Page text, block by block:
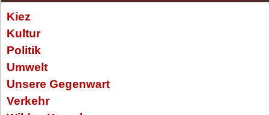
Kiez
Kultur
Politik
Umwelt
Unsere Gegenwart
Verkehr